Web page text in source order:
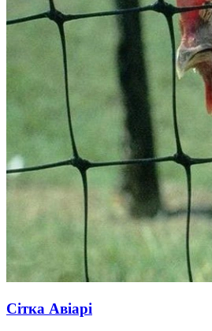
Сітка Авіарі